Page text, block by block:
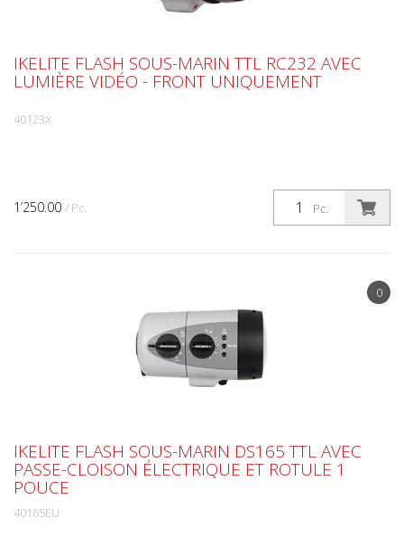
1’250.00 / Pc. Pc.
IKELITE FLASH SOUS-MARIN TTL RC232 AVEC
LUMIÈRE VIDÉO - FRONT UNIQUEMENT
40123X
0
IKELITE FLASH SOUS-MARIN DS165 TTL AVEC
PASSE-CLOISON ÉLECTRIQUE ET ROTULE 1
POUCE
40165EU